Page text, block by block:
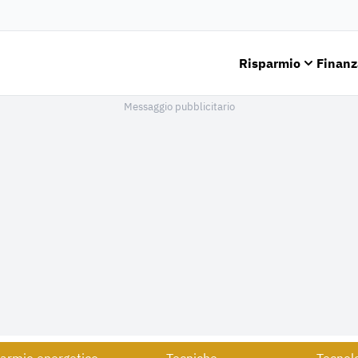
Risparmio
Messaggio pubblicitario